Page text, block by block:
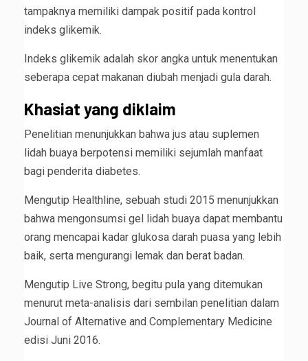
tampaknya memiliki dampak positif pada kontrol
indeks glikemik.
Indeks glikemik adalah skor angka untuk menentukan
seberapa cepat makanan diubah menjadi gula darah.
Khasiat yang diklaim
Penelitian menunjukkan bahwa jus atau suplemen
lidah buaya berpotensi memiliki sejumlah manfaat
bagi penderita diabetes.
Mengutip Healthline, sebuah studi 2015 menunjukkan
bahwa mengonsumsi gel lidah buaya dapat membantu
orang mencapai kadar glukosa darah puasa yang lebih
baik, serta mengurangi lemak dan berat badan.
Mengutip Live Strong, begitu pula yang ditemukan
menurut meta-analisis dari sembilan penelitian dalam
Journal of Alternative and Complementary Medicine
edisi Juni 2016.